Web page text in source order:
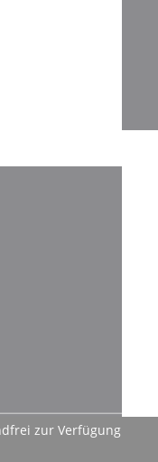
zur Verfügung